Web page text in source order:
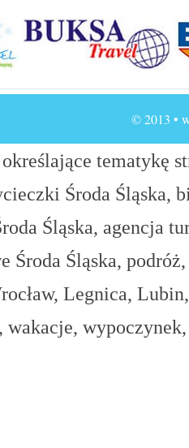
© 2013 •
tematykę
Środa Śląska,
Śląska, agencja
Środa Śląska,
Legnica,
wakacje,